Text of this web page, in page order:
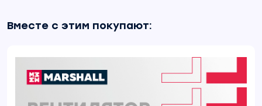
Вместе с этим покупают: